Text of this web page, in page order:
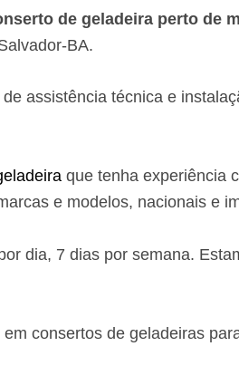
de geladeira perto de
BA.
assistência técnica e
que tenha experiência
e modelos, nacionais e
dia, 7 dias por semana.
consertos de geladeiras